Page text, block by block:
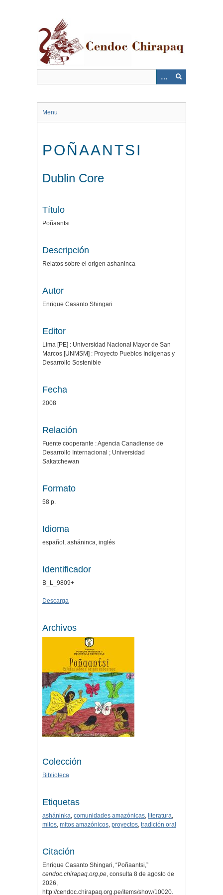
Menu
POÑAANTSI
Dublin Core
Título
Poñaantsi
Descripción
Relatos sobre el origen ashaninca
Autor
Enrique Casanto Shingari
Editor
Lima [PE] : Universidad Nacional Mayor de San
Marcos [UNMSM] : Proyecto Pueblos Indígenas y
Desarrollo Sostenible
Fecha
2008
Relación
Fuente cooperante : Agencia Canadiense de
Desarrollo Internacional ; Universidad
Sakatchewan
Formato
58 p.
Idioma
español, asháninca, inglés
Identificador
B_L_9809+
Descarga
Archivos
Colección
Biblioteca
Etiquetas
asháninka, comunidades amazónicas, literatura,
mitos, mitos amazónicos, proyectos, tradición oral
Citación
Enrique Casanto Shingari, “Poñaantsi,”
cendoc.chirapaq.org.pe, consulta 8 de agosto de
2026,
http://cendoc.chirapaq.org.pe/items/show/10020.